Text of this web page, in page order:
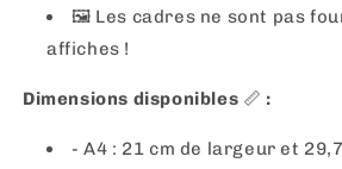
🖼 Les cadres ne sont pas
affiches !
Dimensions disponibles 📏 :
- A4 : 21 cm de largeur et